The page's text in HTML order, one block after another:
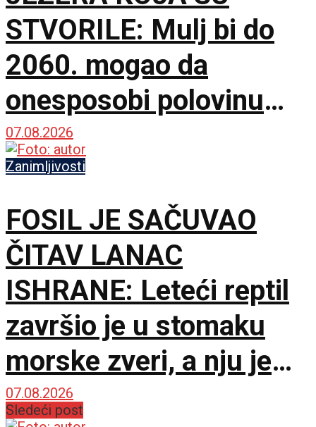
STVORILE: Mulj bi do
2060. mogao da
onesposobi polovinu
svetskih akumulacija
07.08.2026
Zanimljivosti
FOSIL JE SAČUVAO
ČITAV LANAC
ISHRANE: Leteći reptil
završio je u stomaku
morske zveri, a nju je
napao još veći predator
07.08.2026
Sledeći post